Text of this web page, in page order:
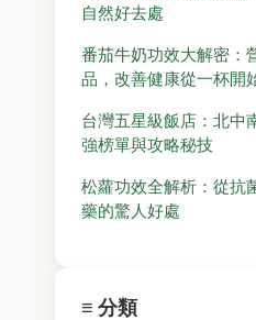
自然好去處
番茄牛奶功效大解密：
品，改善健康從一杯開
台灣五星級飯店：北中
強榜單與攻略秘技
松蘿功效全解析：從抗
藥的驚人好處
≡ 分類